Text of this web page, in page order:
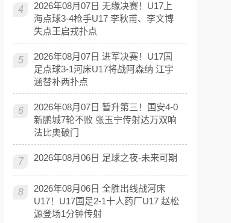
4
2026年08月07日 无缘决赛！U17上
海点球3-4枪手U17 李秋甫、李文博
失点王启戎扑点
5
2026年08月07日 进军决赛！U17国
足点球3-1河床U17将战阿森纳 江宇
涵替补两扑点
6
2026年08月07日 暂升第三！国安4-0
新鹏城7轮不败 张玉宁传射达万双响
法比奥破门
7 2026年08月06日 足球之夜-未来可期
8
2026年08月06日 全胜出线战河床
U17！U17国足2-1十人药厂U17 赵松
源登场1分钟传射